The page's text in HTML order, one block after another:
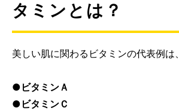
タミンとは？
美しい肌に関わるビタミンの代表例は、
●ビタミンＡ
●ビタミンＣ